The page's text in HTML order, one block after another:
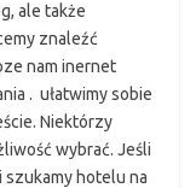
ale także
znaleźć
nam inernet
. ułatwimy sobie
Niektórzy
wybrać. Jeśli
hotelu na